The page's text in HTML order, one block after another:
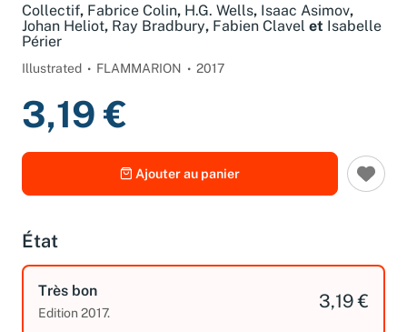
Collectif, Fabrice Colin, H.G. Wells, Isaac Asimov,
Johan Heliot, Ray Bradbury, Fabien Clavel et Isabelle
Périer
Illustrated FLAMMARION 2017
3,19 €
Ajouter au panier
État
Très bon
Edition 2017.
3,19 €